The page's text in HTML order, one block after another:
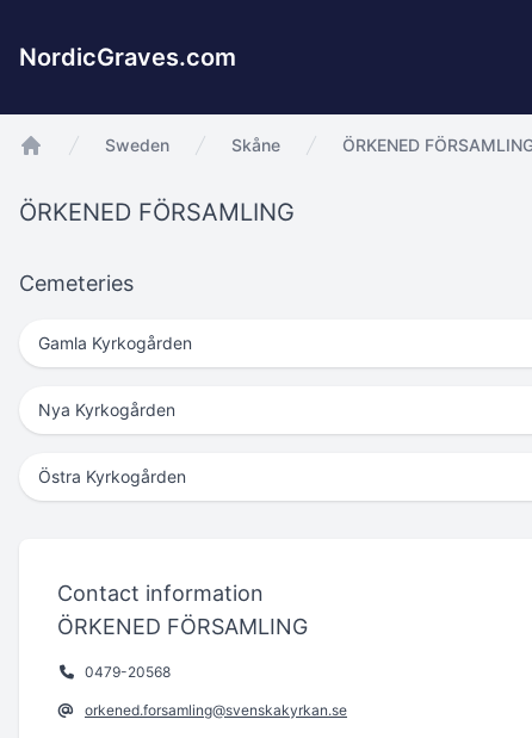
NordicGraves.com
Sweden Skåne ÖRKENED
ÖRKENED FÖRSAMLING
Cemeteries
Gamla Kyrkogården
Nya Kyrkogården
Östra Kyrkogården
Contact information
ÖRKENED FÖRSAMLING
0479-20568
orkened.forsamling@svenskakyrkan.se